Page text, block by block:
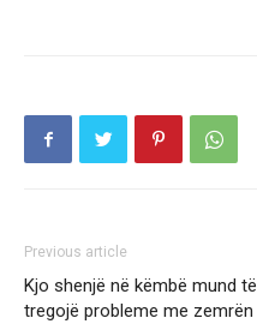
Previous article
Kjo shenjë në këmbë mund të
tregojë probleme me zemrën